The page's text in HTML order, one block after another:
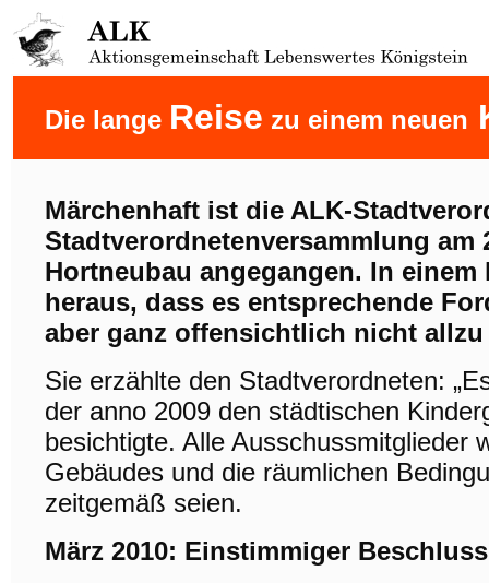
Die lange Reise zu einem neuen
Märchenhaft ist die ALK-
Stadtverordnetenversammlung
Hortneubau angegangen. In
heraus, dass es entsprechende
aber ganz offensichtlich nicht
Sie erzählte den Stadtverordneten:
der anno 2009 den städtischen
besichtigte. Alle Ausschussmitglieder
Gebäudes und die räumlichen
zeitgemäß seien.
März 2010: Einstimmiger